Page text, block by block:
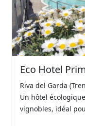
Eco Hotel
Riva del Garda
Un hôtel
vignobles, idéal